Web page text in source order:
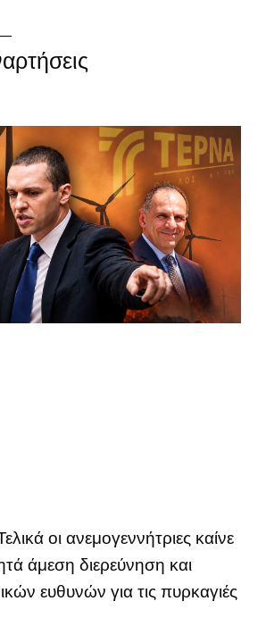
οι ανεμογεννήτριες καίνε
άμεση διερεύνηση και
ευθυνών για τις πυρκαγιές